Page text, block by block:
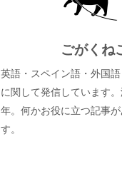
ごがくね
英語・スペイン語・外国
に関して発信しています
年。何かお役に立つ記事
す。